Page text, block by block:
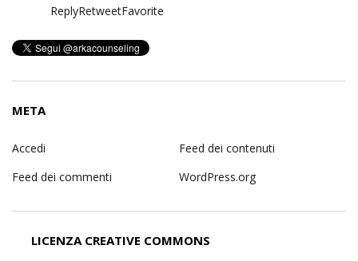
ReplyRetweetFavorite
META
Accedi
Feed dei contenuti
Feed dei commenti
WordPress.org
LICENZA CREATIVE COMMONS